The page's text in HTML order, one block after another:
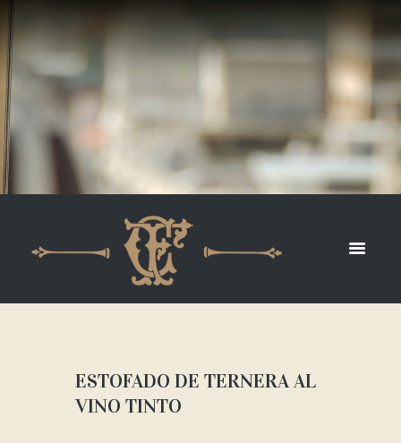
ESTOFADO DE TERNERA AL
VINO TINTO